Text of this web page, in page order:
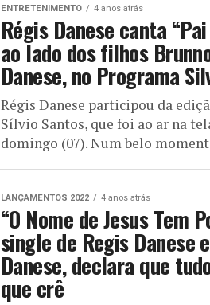
ENTRETENIMENTO 4 anos atrás
Régis Danese canta
ao lado dos filhos
Danese, no Programa
Régis Danese participou da
Sílvio Santos, que foi ao ar na
domingo (07). Num belo
LANÇAMENTOS 2022 4 anos atrás
“O Nome de Jesus Tem
single de Regis Danese
Danese, declara que
que crê